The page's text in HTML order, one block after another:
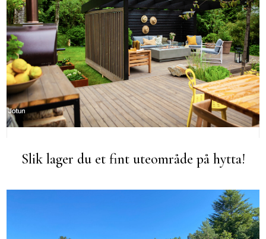
Slik lager du et fint uteområde på hytta!